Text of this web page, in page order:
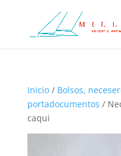
Inicio/ Bolsos,
portadocumentos /
caqui